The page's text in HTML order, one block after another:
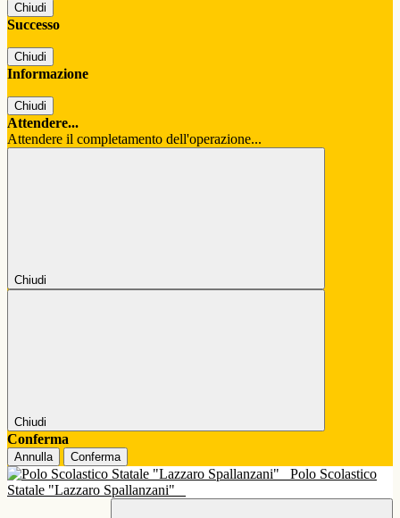
Chiudi
Successo
Chiudi
Informazione
Chiudi
Attendere...
Attendere il completamento dell'operazione...
Chiudi
Chiudi
Conferma
Annulla Conferma
Polo Scolastico
Statale "Lazzaro Spallanzani"